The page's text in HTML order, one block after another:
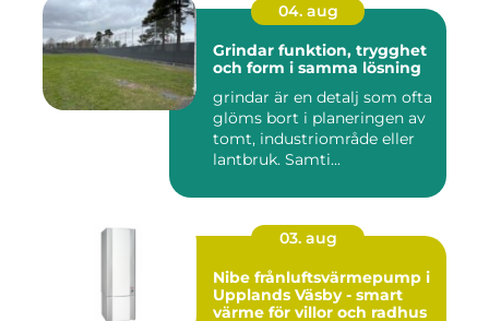
04. aug
Grindar funktion, trygghet
och form i samma lösning
grindar är en detalj som ofta
glöms bort i planeringen av
tomt, industriområde eller
lantbruk. Samti...
03. aug
Nibe frånluftsvärmepump i
Upplands Väsby - smart
värme för villor och radhus